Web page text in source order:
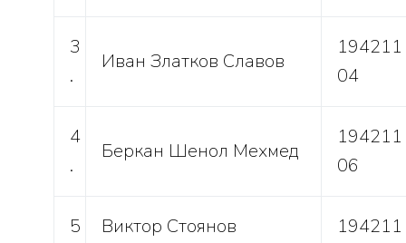
3
.
Иван Златков Славов
194211
04
4
.
Беркан Шенол Мехмед
194211
06
5
Виктор Стоянов
194211